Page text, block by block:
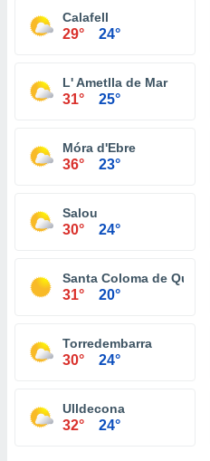
Calafell
29° 24°
L' Ametlla de Mar
31° 25°
Móra d'Ebre
36° 23°
Salou
30° 24°
Santa Coloma de Queralt
31° 20°
Torredembarra
30° 24°
Ulldecona
32° 24°